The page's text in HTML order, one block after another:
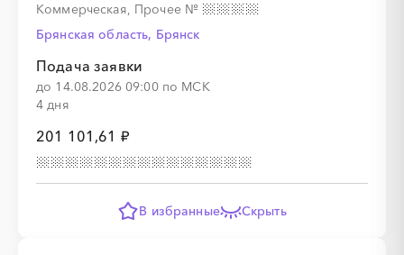
Коммерческая, Прочее №
Брянская область, Брянск
Подача заявки
до 14.08.2026 09:00 по МСК
4 дня
201 101,61 ₽
В избранные Скрыть